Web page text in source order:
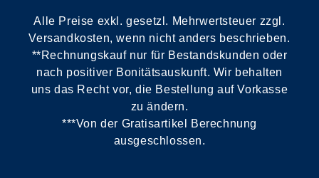
Alle Preise exkl. gesetzl. Mehrwertsteuer zzgl.
Versandkosten, wenn nicht anders beschrieben.
**Rechnungskauf nur für Bestandskunden oder
nach positiver Bonitätsauskunft. Wir behalten
uns das Recht vor, die Bestellung auf Vorkasse
zu ändern.
***Von der Gratisartikel Berechnung
ausgeschlossen.